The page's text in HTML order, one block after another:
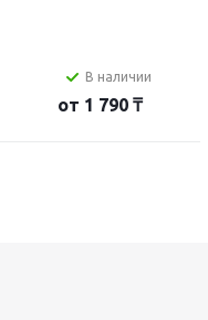
В наличии
от 1 790 ₸